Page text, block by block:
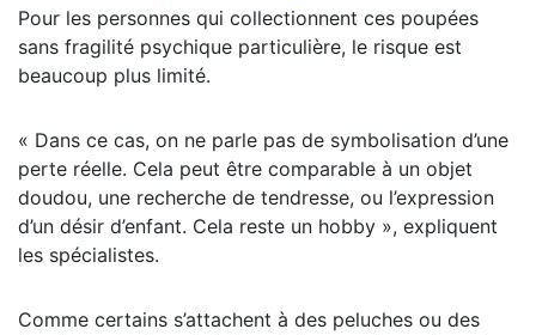
Pour les personnes qui collectionnent ces poupées
sans fragilité psychique particulière, le risque est
beaucoup plus limité.
« Dans ce cas, on ne parle pas de symbolisation d’une
perte réelle. Cela peut être comparable à un objet
doudou, une recherche de tendresse, ou l’expression
d’un désir d’enfant. Cela reste un hobby », expliquent
les spécialistes.
Comme certains s’attachent à des peluches ou des